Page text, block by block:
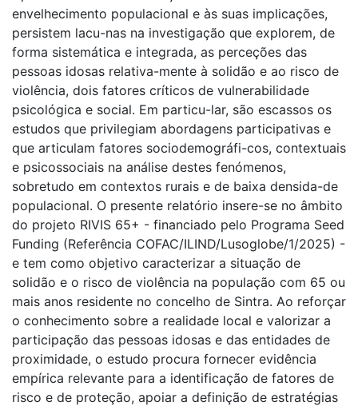
envelhecimento populacional e às suas implicações,
persistem lacu-nas na investigação que explorem, de
forma sistemática e integrada, as perceções das
pessoas idosas relativa-mente à solidão e ao risco de
violência, dois fatores críticos de vulnerabilidade
psicológica e social. Em particu-lar, são escassos os
estudos que privilegiam abordagens participativas e
que articulam fatores sociodemográfi-cos, contextuais
e psicossociais na análise destes fenómenos,
sobretudo em contextos rurais e de baixa densida-de
populacional. O presente relatório insere-se no âmbito
do projeto RIVIS 65+ - financiado pelo Programa Seed
Funding (Referência COFAC/ILIND/Lusoglobe/1/2025) -
e tem como objetivo caracterizar a situação de
solidão e o risco de violência na população com 65 ou
mais anos residente no concelho de Sintra. Ao reforçar
o conhecimento sobre a realidade local e valorizar a
participação das pessoas idosas e das entidades de
proximidade, o estudo procura fornecer evidência
empírica relevante para a identificação de fatores de
risco e de proteção, apoiar a definição de estratégias